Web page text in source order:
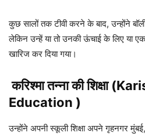
कुछ सालों तक टीवी करने के बाद, उन्होंने
लेकिन उन्हें या तो उनकी ऊंचाई के लिए या
खारिज कर दिया गया।
करिश्मा तन्नाकी शिक्षा
Education )
उन्होंने अपनी स्कूली शिक्षा अपने गृहनगर